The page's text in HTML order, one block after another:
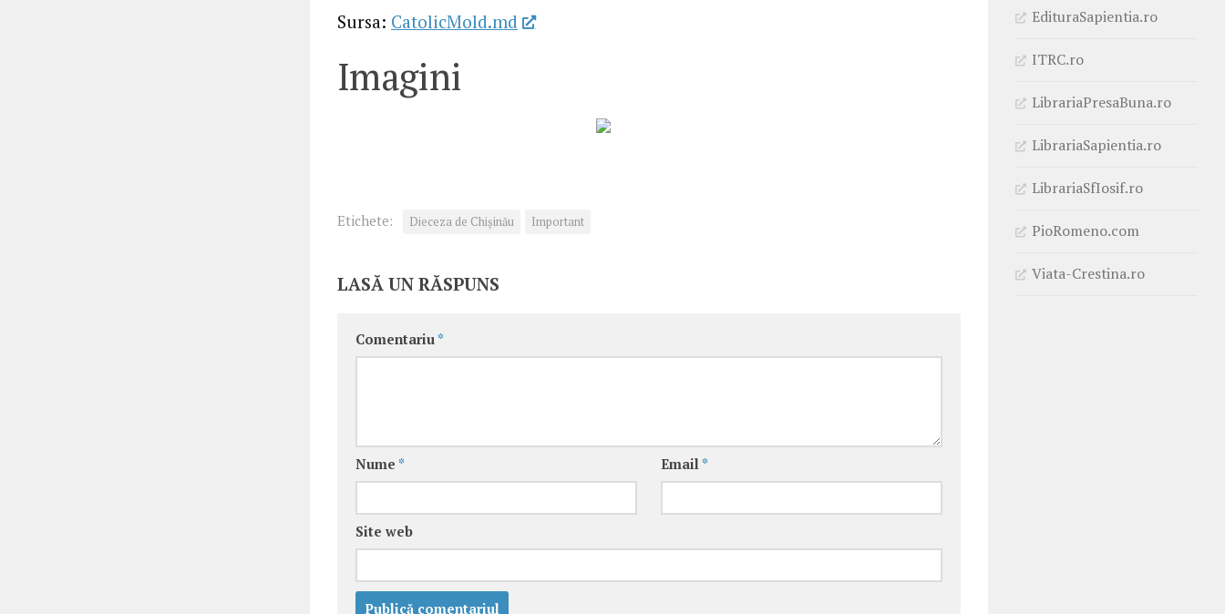
Sursa: CatolicMold.md
Imagini
Etichete: Dieceza de Chișinău Important
LASĂ UN RĂSPUNS
Comentariu *
Nume * Email *
Site web
EdituraSapientia.ro
ITRC.ro
LibrariaPresaBuna.ro
LibrariaSapientia.ro
LibrariaSfIosif.ro
PioRomeno.com
Viata-Crestina.ro